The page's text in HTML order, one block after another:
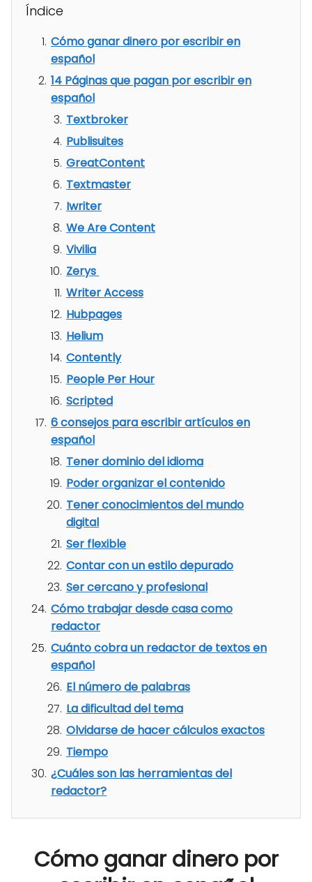
Índice
Cómo ganar dinero por escribir en
español
14 Páginas que pagan por escribir en
español
Textbroker
Publisuites
GreatContent
Textmaster
Iwriter
We Are Content
Vivilia
Zerys
Writer Access
Hubpages
Helium
Contently
People Per Hour
Scripted
6 consejos para escribir artículos en
español
Tener dominio del idioma
Poder organizar el contenido
Tener conocimientos del mundo
digital
Ser flexible
Contar con un estilo depurado
Ser cercano y profesional
Cómo trabajar desde casa como
redactor
Cuánto cobra un redactor de textos en
español
El número de palabras
La dificultad del tema
Olvidarse de hacer cálculos exactos
Tiempo
¿Cuáles son las herramientas del
redactor?
Cómo ganar dinero por